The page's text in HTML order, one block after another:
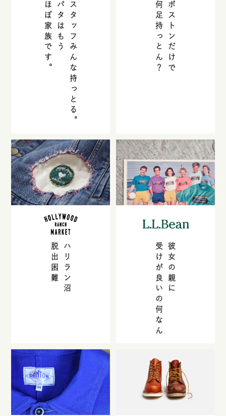
スタッフみんな持っとる。
パタはもう
ほぼ家族です。 ボストンだけで
何足持っとん？
ハリラン沼
脱出困難 彼女の親に
受けが良いの何なん